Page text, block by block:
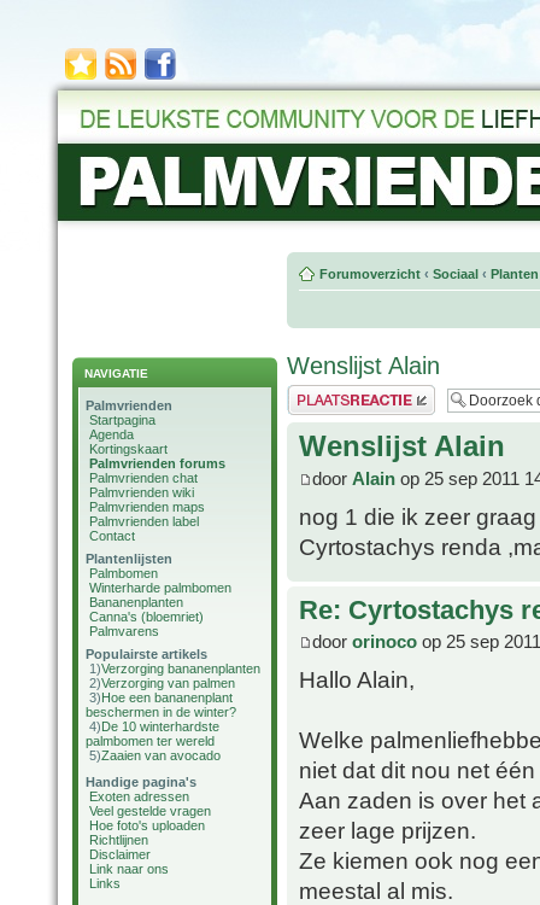
NAVIGATIE
Palmvrienden
Startpagina
Agenda
Kortingskaart
Palmvrienden forums
Palmvrienden chat
Palmvrienden wiki
Palmvrienden maps
Palmvrienden label
Contact
Plantenlijsten
Palmbomen
Winterharde palmbomen
Bananenplanten
Canna's (bloemriet)
Palmvarens
Populairste artikels
1)Verzorging bananenplanten
2)Verzorging van palmen
3)Hoe een bananenplant
beschermen in de winter?
4)De 10 winterhardste
palmbomen ter wereld
5)Zaaien van avocado
Handige pagina's
Exoten adressen
Veel gestelde vragen
Hoe foto's uploaden
Richtlijnen
Disclaimer
Link naar ons
Links
Forumoverzicht ‹ Sociaal ‹
Wenslijst Alain
Plaats een reactie
Wenslijst Alain
door Alain op 25 sep 2011
nog 1 die ik zeer
Cyrtostachys renda
Re: Cyrtostachys
door orinoco op 25 sep
Hallo Alain,
Welke
niet dat dit nou net
Aan zaden is over het
zeer lage prijzen.
Ze kiemen ook nog
meestal al mis.